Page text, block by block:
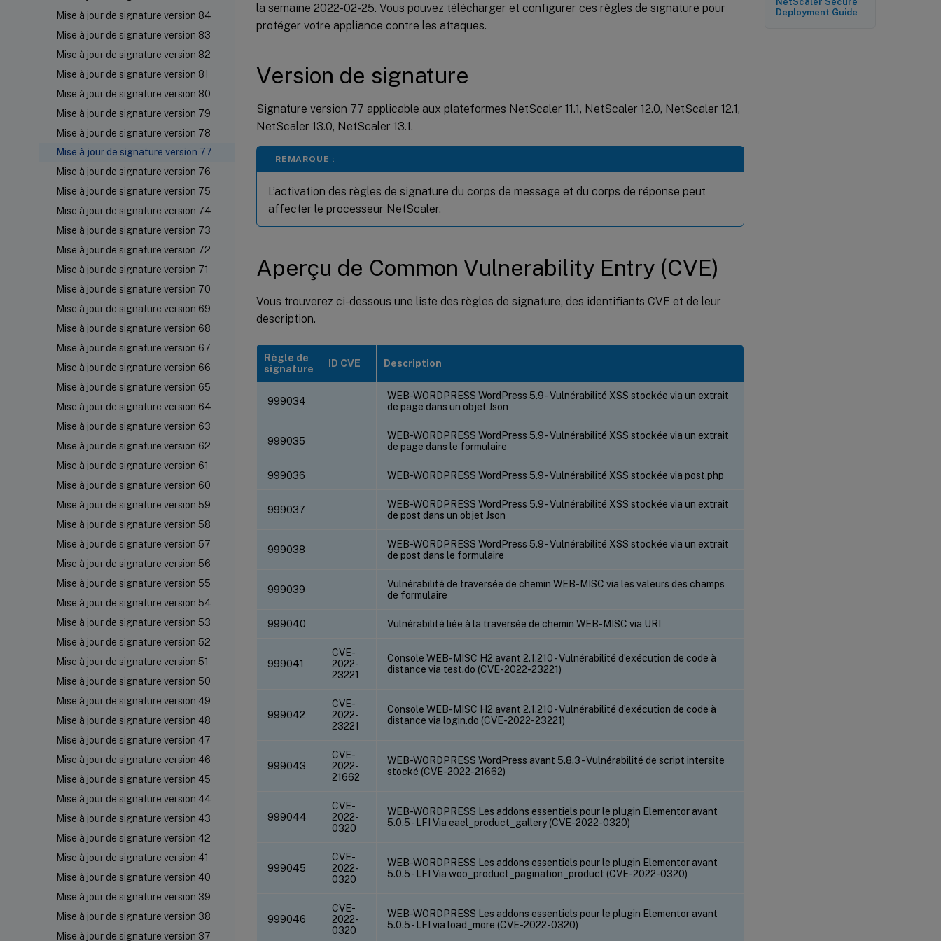
Mise à jour de signature version 84
Mise à jour de signature version 83
Mise à jour de signature version 82
Mise à jour de signature version 81
Mise à jour de signature version 80
Mise à jour de signature version 79
Mise à jour de signature version 78
Mise à jour de signature version 77
Mise à jour de signature version 76
Mise à jour de signature version 75
Mise à jour de signature version 74
Mise à jour de signature version 73
Mise à jour de signature version 72
Mise à jour de signature version 71
Mise à jour de signature version 70
Mise à jour de signature version 69
Mise à jour de signature version 68
Mise à jour de signature version 67
Mise à jour de signature version 66
Mise à jour de signature version 65
Mise à jour de signature version 64
Mise à jour de signature version 63
Mise à jour de signature version 62
Mise à jour de signature version 61
Mise à jour de signature version 60
Mise à jour de signature version 59
Mise à jour de signature version 58
Mise à jour de signature version 57
Mise à jour de signature version 56
Mise à jour de signature version 55
Mise à jour de signature version 54
Mise à jour de signature version 53
Mise à jour de signature version 52
Mise à jour de signature version 51
Mise à jour de signature version 50
Mise à jour de signature version 49
Mise à jour de signature version 48
Mise à jour de signature version 47
Mise à jour de signature version 46
Mise à jour de signature version 45
Mise à jour de signature version 44
Mise à jour de signature version 43
Mise à jour de signature version 42
Mise à jour de signature version 41
Mise à jour de signature version 40
Mise à jour de signature version 39
Mise à jour de signature version 38
Mise à jour de signature version 37
la semaine 2022-02-25. Vous pouvez télécharger et configurer ces règles de signature pour
protéger votre appliance contre les attaques.
Version de signature
Signature version 77 applicable aux plateformes NetScaler 11.1, NetScaler 12.0, NetScaler 12.1,
NetScaler 13.0, NetScaler 13.1.
REMARQUE :
L’activation des règles de signature du corps de message et du corps de réponse peut
affecter le processeur NetScaler.
Aperçu de Common Vulnerability Entry (CVE)
Vous trouverez ci-dessous une liste des règles de signature, des identifiants CVE et de leur
description.
Règle de
signature
ID CVE Description
999034
WEB-WORDPRESS WordPress 5.9 - Vulnérabilité XSS stockée via un extrait
de page dans un objet Json
999035
WEB-WORDPRESS WordPress 5.9 - Vulnérabilité XSS stockée via un extrait
de page dans le formulaire
999036 WEB-WORDPRESS WordPress 5.9 - Vulnérabilité XSS stockée via post.php
999037
WEB-WORDPRESS WordPress 5.9 - Vulnérabilité XSS stockée via un extrait
de post dans un objet Json
999038
WEB-WORDPRESS WordPress 5.9 - Vulnérabilité XSS stockée via un extrait
de post dans le formulaire
999039
Vulnérabilité de traversée de chemin WEB-MISC via les valeurs des champs
de formulaire
999040 Vulnérabilité liée à la traversée de chemin WEB-MISC via URI
999041
CVE-
2022-
23221
Console WEB-MISC H2 avant 2.1.210 - Vulnérabilité d’exécution de code à
distance via test.do (CVE-2022-23221)
999042
CVE-
2022-
23221
Console WEB-MISC H2 avant 2.1.210 - Vulnérabilité d’exécution de code à
distance via login.do (CVE-2022-23221)
999043
CVE-
2022-
21662
WEB-WORDPRESS WordPress avant 5.8.3 - Vulnérabilité de script intersite
stocké (CVE-2022-21662)
999044
CVE-
2022-
0320
WEB-WORDPRESS Les addons essentiels pour le plugin Elementor avant
5.0.5 - LFI Via eael_product_gallery (CVE-2022-0320)
999045
CVE-
2022-
0320
WEB-WORDPRESS Les addons essentiels pour le plugin Elementor avant
5.0.5 - LFI Via woo_product_pagination_product (CVE-2022-0320)
999046
CVE-
2022-
0320
WEB-WORDPRESS Les addons essentiels pour le plugin Elementor avant
5.0.5 - LFI via load_more (CVE-2022-0320)
Deployment Guide